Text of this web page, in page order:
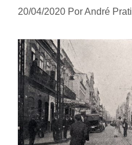
20/04/2020 PorAndré Prati